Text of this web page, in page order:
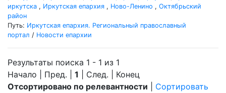
иркутска , Иркутская епархия , Ново-Ленино , Октябрьский
район
Путь: Иркутская епархия. Региональный православный
портал / Новости епархии
Результаты поиска 1 - 1 из 1
Начало | Пред. | 1 | След. | Конец
Отсортировано по релевантности
Сортировать